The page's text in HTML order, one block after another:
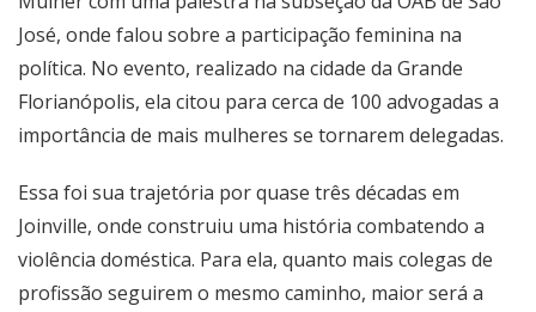
José, onde falou sobre a participação feminina na
política. No evento, realizado na cidade da Grande
Florianópolis, ela citou para cerca de 100 advogadas a
importância de mais mulheres se tornarem delegadas.
Essa foi sua trajetória por quase três décadas em
Joinville, onde construiu uma história combatendo a
violência doméstica. Para ela, quanto mais colegas de
profissão seguirem o mesmo caminho, maior será a